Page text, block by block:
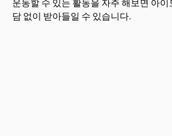
운동할 수 있는 활동을 자주 해보면 아
담 없이 받아들일 수 있습니다.